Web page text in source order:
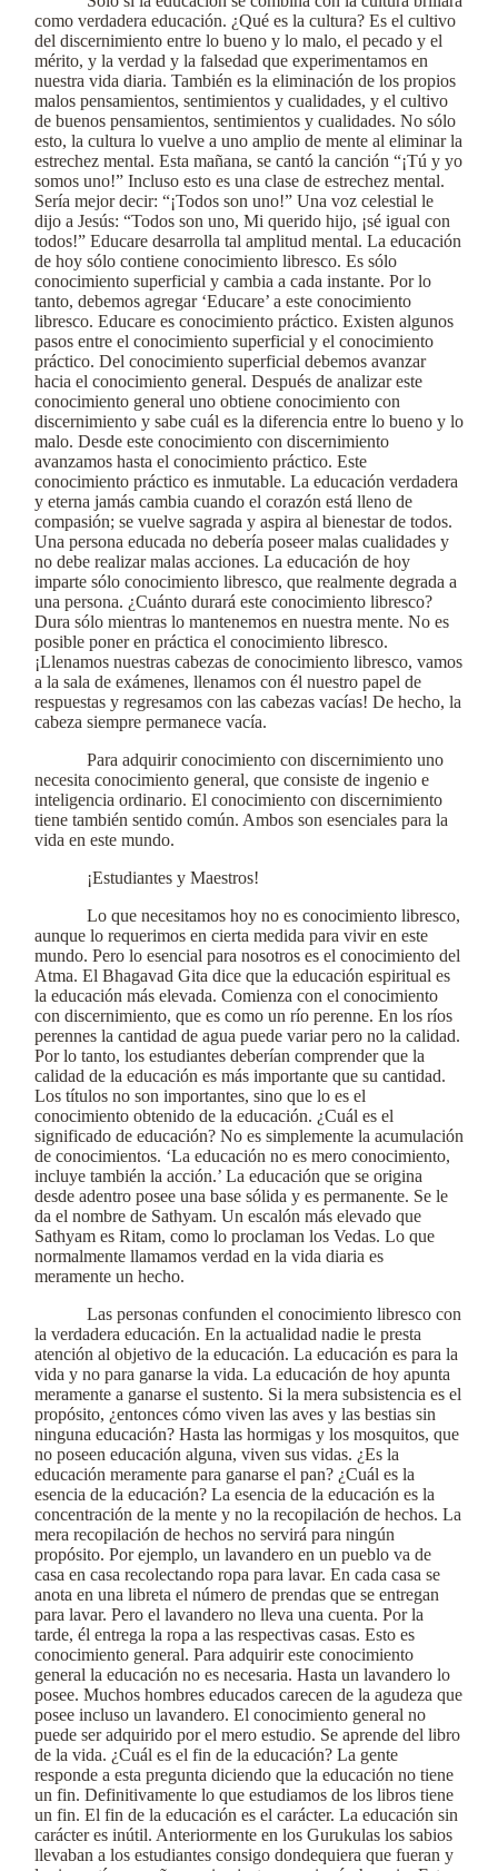
como verdadera educación. ¿Qué es la cultura? Es el cultivo
del discernimiento entre lo bueno y lo malo, el pecado y el
mérito, y la verdad y la falsedad que experimentamos en
nuestra vida diaria. También es la eliminación de los propios
malos pensamientos, sentimientos y cualidades, y el cultivo
de buenos pensamientos, sentimientos y cualidades. No sólo
esto, la cultura lo vuelve a uno amplio de mente al eliminar la
estrechez mental. Esta mañana, se cantó la canción “¡Tú y yo
somos uno!” Incluso esto es una clase de estrechez mental.
Sería mejor decir: “¡Todos son uno!” Una voz celestial le
dijo a Jesús: “Todos son uno, Mi querido hijo, ¡sé igual con
todos!” Educare desarrolla tal amplitud mental. La educación
de hoy sólo contiene conocimiento libresco. Es sólo
conocimiento superficial y cambia a cada instante. Por lo
tanto, debemos agregar ‘Educare’ a este conocimiento
libresco. Educare es conocimiento práctico. Existen algunos
pasos entre el conocimiento superficial y el conocimiento
práctico. Del conocimiento superficial debemos avanzar
hacia el conocimiento general. Después de analizar este
conocimiento general uno obtiene conocimiento con
discernimiento y sabe cuál es la diferencia entre lo bueno y lo
malo. Desde este conocimiento con discernimiento
avanzamos hasta el conocimiento práctico. Este
conocimiento práctico es inmutable. La educación verdadera
y eterna jamás cambia cuando el corazón está lleno de
compasión; se vuelve sagrada y aspira al bienestar de todos.
Una persona educada no debería poseer malas cualidades y
no debe realizar malas acciones. La educación de hoy
imparte sólo conocimiento libresco, que realmente degrada a
una persona. ¿Cuánto durará este conocimiento libresco?
Dura sólo mientras lo mantenemos en nuestra mente. No es
posible poner en práctica el conocimiento libresco.
¡Llenamos nuestras cabezas de conocimiento libresco, vamos
a la sala de exámenes, llenamos con él nuestro papel de
respuestas y regresamos con las cabezas vacías! De hecho, la
cabeza siempre permanece vacía.
Para adquirir conocimiento con discernimiento uno
necesita conocimiento general, que consiste de ingenio e
inteligencia ordinario. El conocimiento con discernimiento
tiene también sentido común. Ambos son esenciales para la
vida en este mundo.
¡Estudiantes y Maestros!
Lo que necesitamos hoy no es conocimiento libresco,
aunque lo requerimos en cierta medida para vivir en este
mundo. Pero lo esencial para nosotros es el conocimiento del
Atma. El Bhagavad Gita dice que la educación espiritual es
la educación más elevada. Comienza con el conocimiento
con discernimiento, que es como un río perenne. En los ríos
perennes la cantidad de agua puede variar pero no la calidad.
Por lo tanto, los estudiantes deberían comprender que la
calidad de la educación es más importante que su cantidad.
Los títulos no son importantes, sino que lo es el
conocimiento obtenido de la educación. ¿Cuál es el
significado de educación? No es simplemente la acumulación
de conocimientos. ‘La educación no es mero conocimiento,
incluye también la acción.’ La educación que se origina
desde adentro posee una base sólida y es permanente. Se le
da el nombre de Sathyam. Un escalón más elevado que
Sathyam es Ritam, como lo proclaman los Vedas. Lo que
normalmente llamamos verdad en la vida diaria es
meramente un hecho.
Las personas confunden el conocimiento libresco con
la verdadera educación. En la actualidad nadie le presta
atención al objetivo de la educación. La educación es para la
vida y no para ganarse la vida. La educación de hoy apunta
meramente a ganarse el sustento. Si la mera subsistencia es el
propósito, ¿entonces cómo viven las aves y las bestias sin
ninguna educación? Hasta las hormigas y los mosquitos, que
no poseen educación alguna, viven sus vidas. ¿Es la
educación meramente para ganarse el pan? ¿Cuál es la
esencia de la educación? La esencia de la educación es la
concentración de la mente y no la recopilación de hechos. La
mera recopilación de hechos no servirá para ningún
propósito. Por ejemplo, un lavandero en un pueblo va de
casa en casa recolectando ropa para lavar. En cada casa se
anota en una libreta el número de prendas que se entregan
para lavar. Pero el lavandero no lleva una cuenta. Por la
tarde, él entrega la ropa a las respectivas casas. Esto es
conocimiento general. Para adquirir este conocimiento
general la educación no es necesaria. Hasta un lavandero lo
posee. Muchos hombres educados carecen de la agudeza que
posee incluso un lavandero. El conocimiento general no
puede ser adquirido por el mero estudio. Se aprende del libro
de la vida. ¿Cuál es el fin de la educación? La gente
responde a esta pregunta diciendo que la educación no tiene
un fin. Definitivamente lo que estudiamos de los libros tiene
un fin. El fin de la educación es el carácter. La educación sin
carácter es inútil. Anteriormente en los Gurukulas los sabios
llevaban a los estudiantes consigo dondequiera que fueran y